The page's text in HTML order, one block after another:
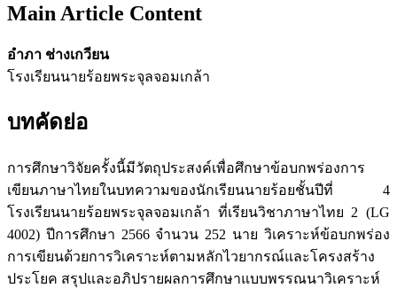
Main Article Content
อำภา ช่างเกวียน
โรงเรียนนายร้อยพระจุลจอมเกล้า
บทคัดย่อ
การศึกษาวิจัยครั้งนี้มีวัตถุประสงค์เพื่อศึกษาข้อบกพร่องการ
เขียนภาษาไทยในบทความของนักเรียนนายร้อยชั้นปีที่ 4
โรงเรียนนายร้อยพระจุลจอมเกล้า ที่เรียนวิชาภาษาไทย 2 (LG
4002) ปีการศึกษา 2566 จำนวน 252 นาย วิเคราะห์ข้อบกพร่อง
การเขียนด้วยการวิเคราะห์ตามหลักไวยากรณ์และโครงสร้าง
ประโยค สรุปและอภิปรายผลการศึกษาแบบพรรณนาวิเคราะห์